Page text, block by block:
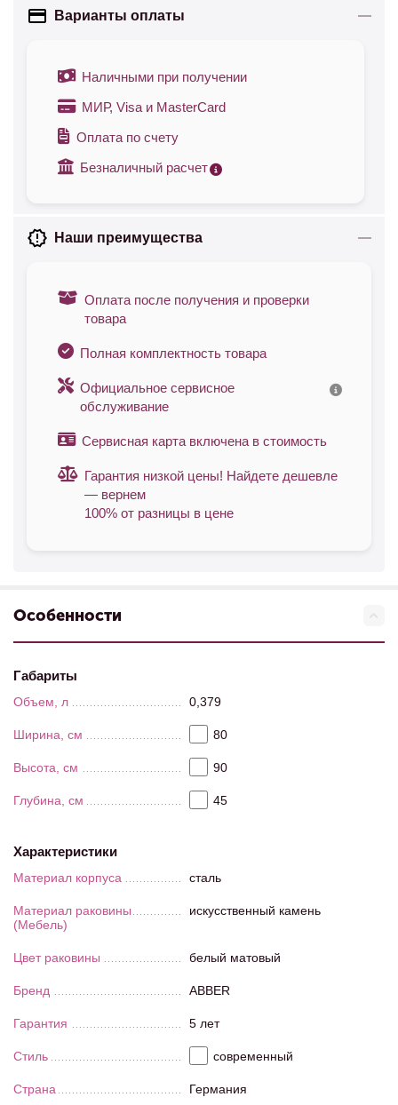
Варианты оплаты
Наличными при получении
МИР, Visa и MasterCard
Оплата по счету
Безналичный расчет
Наши преимущества
Оплата после получения и проверки
товара
Полная комплектность товара
Официальное сервисное
обслуживание
Сервисная карта включена в стоимость
Гарантия низкой цены! Найдете дешевле
— вернем
100% от разницы в цене
Особенности
Габариты
Объем, л 0,379
Ширина, см 80
Высота, см 90
Глубина, см 45
Характеристики
Материал корпуса сталь
Материал раковины
(Мебель)
искусственный камень
Цвет раковины белый матовый
Бренд ABBER
Гарантия 5 лет
Стиль современный
Страна Германия